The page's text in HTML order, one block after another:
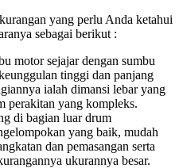
yang perlu Anda ketahui
sebagai berikut :
motor sejajar dengan sumbu
tinggi dan panjang
ialah dimansi lebar yang
perakitan yang kompleks.
di bagian luar drum
yang baik, mudah
dan pemasangan serta
ukurannya besar.